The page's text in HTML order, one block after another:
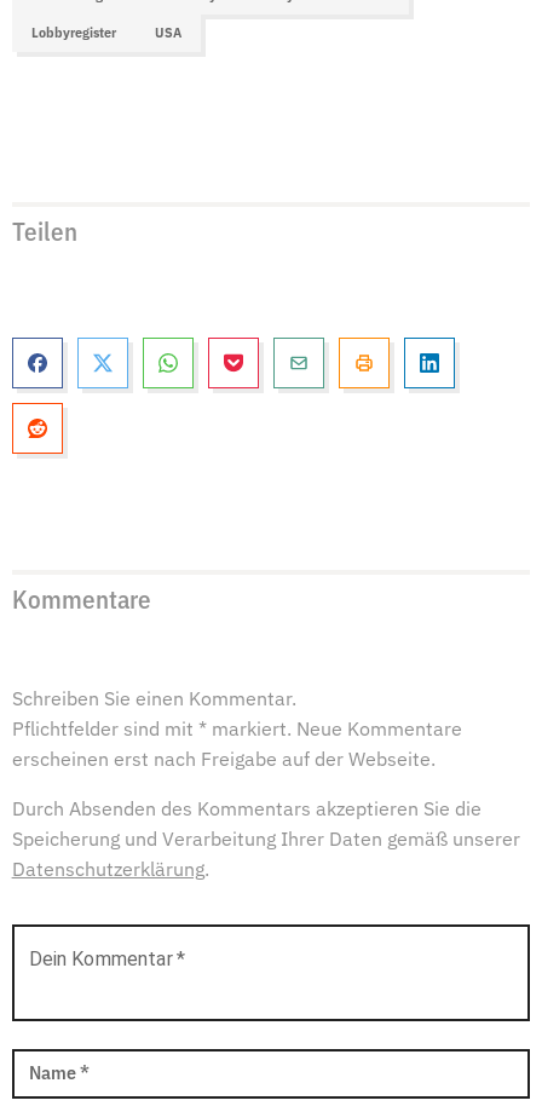
Lobbyregister USA
Teilen
Kommentare
Schreiben Sie einen Kommentar.
Pflichtfelder sind mit * markiert. Neue Kommentare
erscheinen erst nach Freigabe auf der Webseite.
Durch Absenden des Kommentars akzeptieren Sie die
Speicherung und Verarbeitung Ihrer Daten gemäß unserer
Datenschutzerklärung.
Dein Kommentar*
Name *